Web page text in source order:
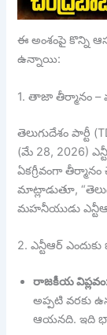
ఈ అంశంపై కొన్ని
ఉన్నాయి:
1. తాజా తీర్మానం
తెలుగుదేశం పార్టీ
(మే 28, 2026)
ఏకగ్రీవంగా
మాట్లాడుతూ,
మహనీయుడు
2. ఎన్టీఆర్
రాజకీయ
అప్పటి వరకు
ఆయనది. ఇది